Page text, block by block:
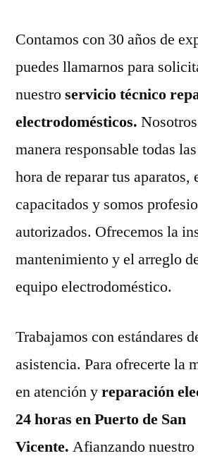
Contamos con 30 años de
puedes llamarnos para
nuestroservicio técnico
electrodomésticos.
manera responsable todas
hora de reparar tus aparatos,
capacitados y somos
autorizados. Ofrecemos la
mantenimiento y el arreglo
equipo electrodoméstico.
Trabajamos con estándares
asistencia. Para ofrecerte la
en atención yreparación
24 horas en Puerto de San
Vicente. Afianzando